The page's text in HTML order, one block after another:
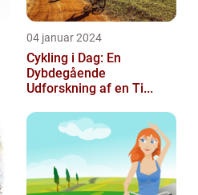
04 januar 2024
Cykling i Dag: En
Dybdegående
Udforskning af en Ti...